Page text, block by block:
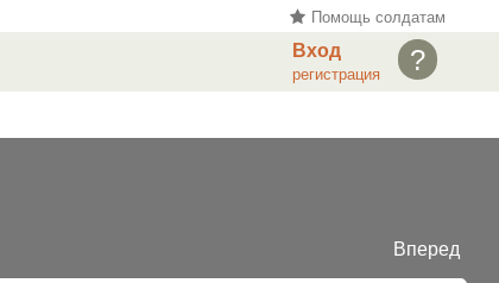
Помощь солдатам
?
Вход
регистрация
Вперед